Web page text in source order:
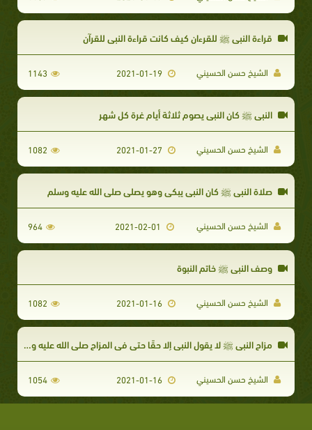
قراءة النبي ﷺ للقرءان كيف كانت قراءة النبي للقرآن
الشيخ حسن الحسيني 2021-01-19
1143
النبي ﷺ كان النبي يصوم ثلاثة أيام غرة كل شهر
الشيخ حسن الحسيني 1082
صلاة النبي ﷺ كان النبي يبكي وهو يصلي صلى الله عليه وسلم
الشيخ حسن الحسيني 964
وصف النبي ﷺ خاتم النبوة
الشيخ حسن الحسيني 2021-01-16
1082
مزاح النبي ﷺ لا يقول النبي إلا حقًا حتى في المزاح صلى الله عليه وسلم
الشيخ حسن الحسيني 2021-01-16
1054